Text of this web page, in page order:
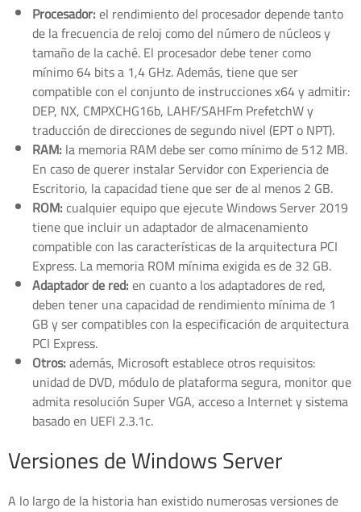
Procesador:el rendimiento del procesador depende tanto
de la frecuencia de reloj como del número de núcleos y
tamaño de la caché. El procesador debe tener como
mínimo 64 bits a 1,4 GHz. Además, tiene que ser
compatible con el conjunto de instrucciones x64 y admitir:
DEP, NX, CMPXCHG16b, LAHF/SAHFm PrefetchW y
traducción de direcciones de segundo nivel (EPT o NPT).
RAM: la memoria RAM debe ser como mínimo de 512 MB.
En caso de querer instalar Servidor con Experiencia de
Escritorio, la capacidad tiene que ser de al menos 2 GB.
ROM:cualquier equipo que ejecute Windows Server 2019
tiene que incluir un adaptador de almacenamiento
compatible con las características de la arquitectura PCI
Express. La memoria ROM mínima exigida es de 32 GB.
Adaptador de red:en cuanto a los adaptadores de red,
deben tener una capacidad de rendimiento mínima de 1
GB y ser compatibles con la especificación de arquitectura
PCI Express.
Otros:además, Microsoft establece otros requisitos:
unidad de DVD, módulo de plataforma segura, monitor que
admita resolución Super VGA, acceso a Internet y sistema
basado en UEFI 2.3.1c.
Versiones de Windows Server
A lo largo de la historia han existido numerosas versiones de